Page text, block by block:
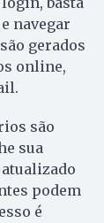
navegar
gerados
online,
são
sua
podem
é